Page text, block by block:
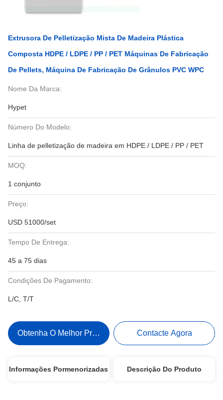
Extrusora De Pelletização Mista De Madeira Plástica
Composta HDPE / LDPE / PP / PET Máquinas De Fabricação
De Pellets, Máquina De Fabricação De Grânulos PVC WPC
Nome Da Marca:
Hypet
Número Do Modelo:
Linha de pelletização de madeira em HDPE / LDPE / PP / PET
MOQ:
1 conjunto
Preço:
USD 51000/set
Tempo De Entrega:
45 a 75 dias
Condições De Pagamento:
L/C, T/T
Obtenha O Melhor Preço Contacte Agora
Informações Pormenorizadas Descrição Do Produto